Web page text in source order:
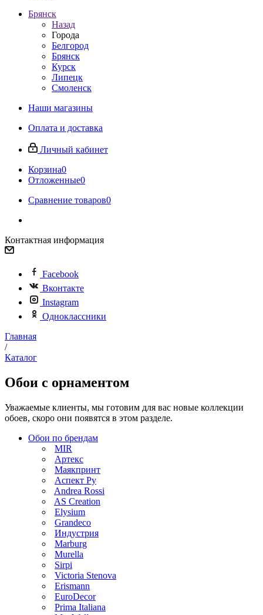
Брянск
Назад
Города
Белгород
Брянск
Курск
Липецк
Смоленск
Наши магазины
Оплата и доставка
Личный кабинет
Корзина0
Отложенные0
Сравнение товаров0
Контактная информация
Facebook
Вконтакте
Instagram
Одноклассники
Главная
/
Каталог
Обои с орнаментом
Уважаемые клиенты, мы готовим для вас новые коллекции
обоев, скоро они появятся в этом разделе.
Обои по брендам
MIR
Артекс
Маякпринт
Аспект Ру
Andrea Rossi
AS Creation
Elysium
Grandeco
Индустрия
Marburg
Murella
Sirpi
Victoria Stenova
Erismann
EuroDecor
Prima Italiana